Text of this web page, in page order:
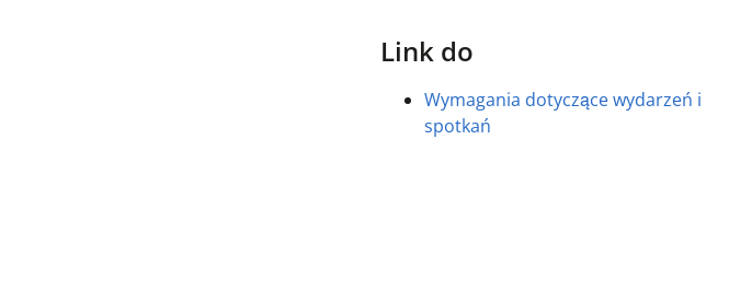
Link do
Wymagania dotyczące wydarzeń i
spotkań